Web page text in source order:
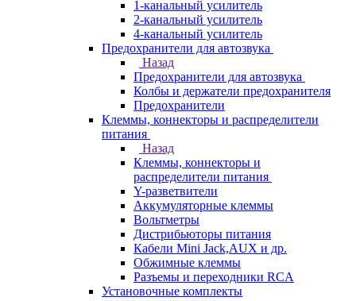
1-канальный усилитель
2-канальный усилитель
4-канальный усилитель
Предохранители для автозвука
Назад
Предохранители для автозвука
Колбы и держатели предохранителя
Предохранители
Клеммы, коннекторы и распределители
питания
Назад
Клеммы, коннекторы и
распределители питания
Y-разветвители
Аккумуляторные клеммы
Вольтметры
Дистрибьюторы питания
Кабели Mini Jack,AUX и др.
Обжимные клеммы
Разъемы и переходники RCA
Установочные комплекты